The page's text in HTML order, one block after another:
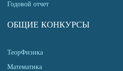
Годовой отчет
ОБЩИЕ КОНКУРСЫ
ТеорФизика
Математика